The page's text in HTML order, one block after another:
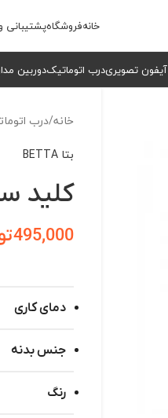
خانهفروشگاهپشتیبانی
آیفون تصویریدرب اتوماتیکدوربین
خانه/درب
بتا BETTA
کلید
495,000
دمای کاری
جنس بدنه
رنگ